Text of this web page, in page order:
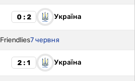
0 : 2 Україна
Friendlies7 червня
2 : 1 Україна